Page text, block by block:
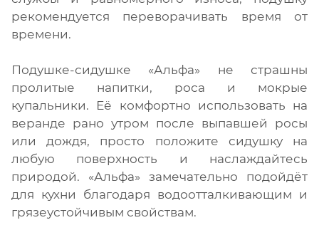
рекомендуется переворачивать время от
времени.
Подушке-сидушке «Альфа» не страшны
пролитые напитки, роса и мокрые
купальники. Её комфортно использовать на
веранде рано утром после выпавшей росы
или дождя, просто положите сидушку на
любую поверхность и наслаждайтесь
природой. «Альфа» замечательно подойдёт
для кухни благодаря водоотталкивающим и
грязеустойчивым свойствам.